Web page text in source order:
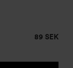
89 SEK